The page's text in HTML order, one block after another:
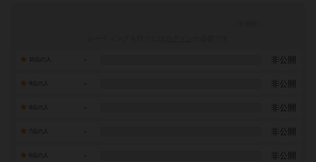
- 非公開
- 非公開
- 非公開
7点の人 - 非公開
- 非公開